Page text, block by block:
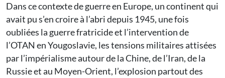
Dans ce contexte de guerre en Europe, un continent qui
avait pu s’en croire à l’abri depuis 1945, une fois
oubliées la guerre fratricide et l’intervention de
l’OTAN en Yougoslavie, les tensions militaires attisées
par l’impérialisme autour de la Chine, de l’Iran, de la
Russie et au Moyen-Orient, l’explosion partout des